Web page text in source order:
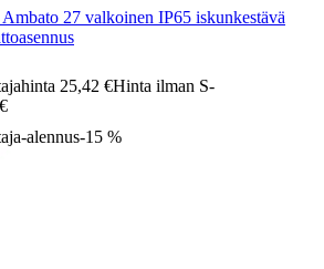
27 valkoinen IP65 iskunkestävä
25,42 €Hinta ilman S-
alennus-15 %